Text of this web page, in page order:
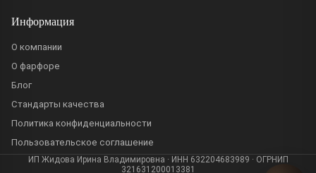
Информация
О компании
О фарфоре
Блог
Стандарты качества
Политика конфиденциальности
Пользовательское соглашение
ИП Жидова Ирина Владимировна · ИНН 632204683989 · ОГРНИП
321631200013381